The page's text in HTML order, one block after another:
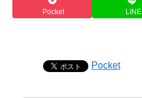
Pocket LINE
Pocket